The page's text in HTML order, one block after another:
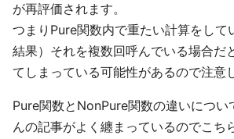
が再評価されます。
つまりPure関数内で重たい計算をして
結果）それを複数回呼んでいる場合だ
てしまっている可能性があるので注意
Pure関数とNonPure関数の違いについ
んの記事がよく纏まっているのでこち